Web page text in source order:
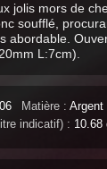
jolis mors de
soufflé,
abordable.
L:7cm).
Matière :
indicatif) : 10.68